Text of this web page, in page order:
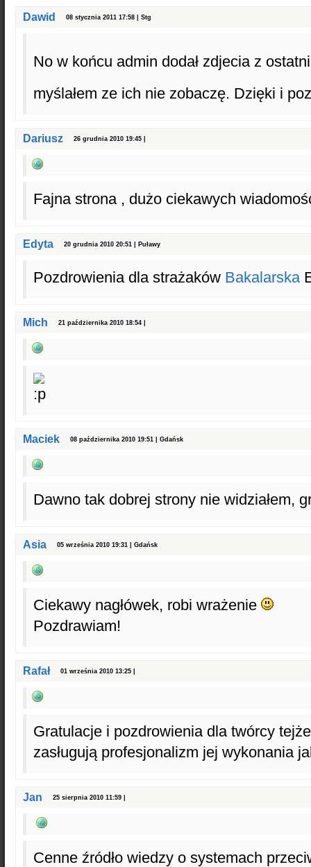
Dawid 08 stycznia 2011 17:58 | Stg
No w końcu admin dodał zdjecia z
myślałem ze ich nie zobaczę. Dzięki i
Dariusz 26 grudnia 2010 19:45 |
Fajna strona , dużo ciekawych
Edyta 20 grudnia 2010 20:51 | Puławy
Pozdrowienia dla strażaków Bakalarska
Mich 21 października 2010 18:54 |
Maciek 08 października 2010 19:51 | Gdańsk
Dawno tak dobrej strony nie widziałem,
Asia 05 września 2010 19:31 | Gdańsk
Ciekawy nagłówek, robi wrażenie
Pozdrawiam!
Rafał 01 września 2010 13:25 |
Gratulacje i pozdrowienia dla twórcy
zasługują profesjonalizm jej wykonania
Jan 25 sierpnia 2010 11:59 |
Cenne źródło wiedzy o systemach